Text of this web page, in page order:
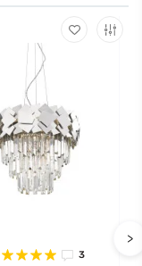
3
>